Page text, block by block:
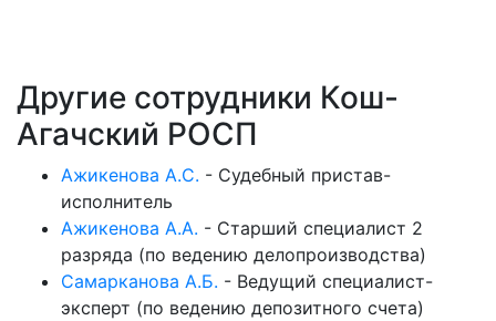
Другие сотрудники Кош-
Агачский РОСП
Ажикенова А.С. - Судебный пристав-
исполнитель
Ажикенова А.А. - Старший специалист 2
разряда (по ведению делопроизводства)
Самарканова А.Б. - Ведущий специалист-
эксперт (по ведению депозитного счета)